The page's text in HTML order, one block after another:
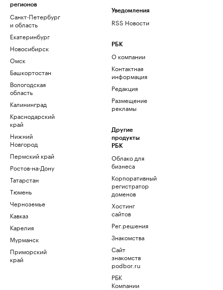
регионов
Санкт-Петербург
и область
Екатеринбург
Новосибирск
Омск
Башкортостан
Вологодская
область
Калининград
Краснодарский
край
Нижний
Новгород
Пермский край
Ростов-на-Дону
Татарстан
Тюмень
Черноземье
Кавказ
Карелия
Мурманск
Приморский
край
Уведомления
RSS Новости
РБК
О компании
Контактная
информация
Редакция
Размещение
рекламы
Другие
продукты
РБК
Облако для
бизнеса
Корпоративный
регистратор
доменов
Хостинг
сайтов
Рег.решения
Знакомства
Сайт
знакомств
podbor.ru
РБК
Компании